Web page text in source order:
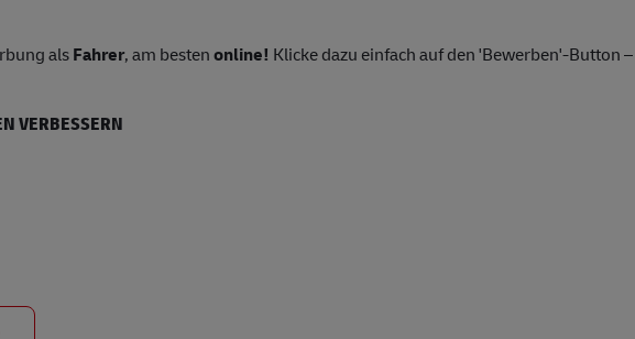
alsFahrer, am bestenonline! Klicke dazu einfach auf den 'Bewerben'-Button –
VERBESSERN